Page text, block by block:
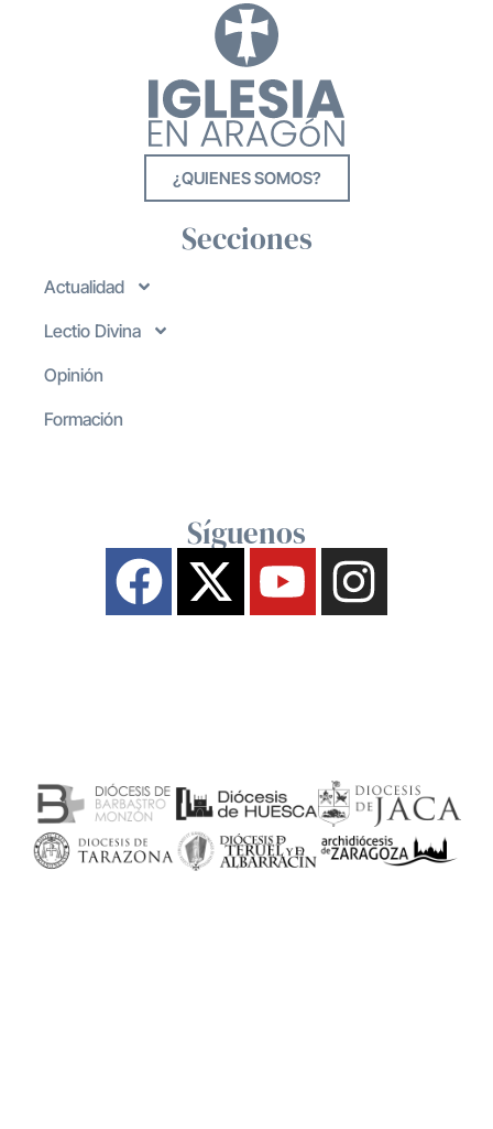
¿QUIENES SOMOS?
Secciones
Actualidad
Lectio Divina
Opinión
Formación
Síguenos